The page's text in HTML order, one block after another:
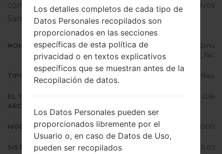
cómo actualizar el firmware oficial en dispositivos
Samsungaquí
NOMBRE DE ARCHIVO
GT-I9500_10_20170208101026_2mu
vsb85tq_fac
TIPO DE FIRMWARE 4 files
EL TAMAÑO DEL
ARCHIVO
1.48 GiB
MODELO Samsung GT-I9500
SISTEMA OPERATIVO Android Lollipop 5.0.1
Los detalles completos de cada tipo de
Datos Personales recopilados son
proporcionados en las secciones
específicas de esta política de
privacidad o en textos explicativos
específicos que se muestran antes de la
Recopilación de datos.
Los Datos Personales pueden ser
proporcionados libremente por el
Usuario o, en caso de Datos de Uso,
pueden ser recopilados